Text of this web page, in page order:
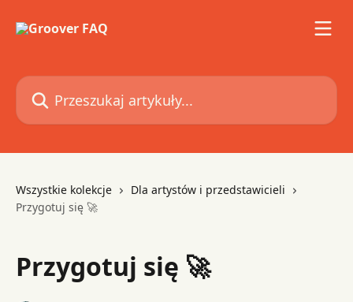
Przeszukaj artykuły...
Wszystkie kolekcje
Dla artystów i przedstawicieli
Przygotuj się 🚀
Przygotuj się 🚀